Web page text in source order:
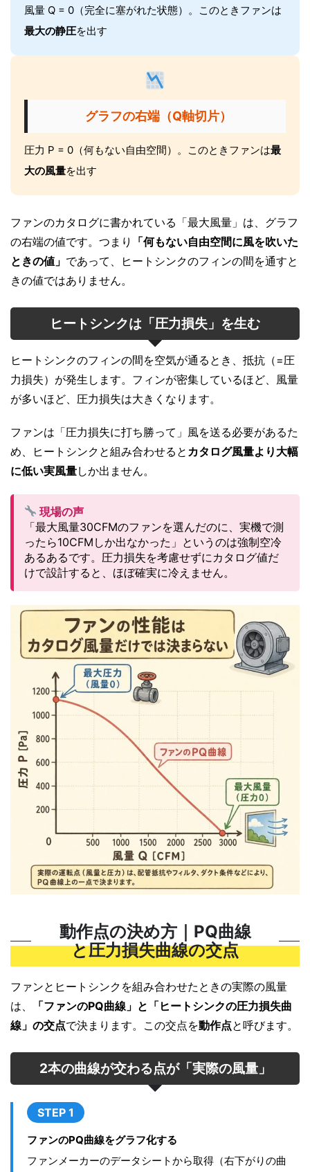
風量 Q = 0（完全に塞がれた状態）。このときファンは
最大の静圧を出す
グラフの右端（Q軸切片）
圧力 P = 0（何もない自由空間）。このときファンは最
大の風量を出す
ファンのカタログに書かれている「最大風量」は、グラフ
の右端の値です。つまり
「何もない自由空間に風を吹いた
ときの値」 であって、ヒートシンクのフィンの間を通すと
きの値ではありません。
ヒートシンクは「圧力損失」を生む
ヒートシンクのフィンの間を空気が通るとき、抵抗（=圧
力損失）が発生します。フィンが密集しているほど、風量
が多いほど、圧力損失は大きくなります。
ファンは「圧力損失に打ち勝って」風を送る必要があるた
め、ヒートシンクと組み合わせると カタログ風量より大幅
に低い実風量しか出ません。
現場の声
「最大風量30CFMのファンを選んだのに、実機で測
ったら10CFMしか出なかった」というのは強制空冷
あるあるです。圧力損失を考慮せずにカタログ値だ
けで設計すると、ほぼ確実に冷えません。
動作点の決め方｜PQ曲線
と圧力損失曲線の交点
ファンとヒートシンクを組み合わせたときの実際の風量
は、
「ファンのPQ曲線」と「ヒートシンクの圧力損失曲
線」の交点で決まります。この交点を動作点と呼びます。
2本の曲線が交わる点が「実際の風量」
STEP 1
ファンのPQ曲線をグラフ化する
ファンメーカーのデータシートから取得（右下がりの曲